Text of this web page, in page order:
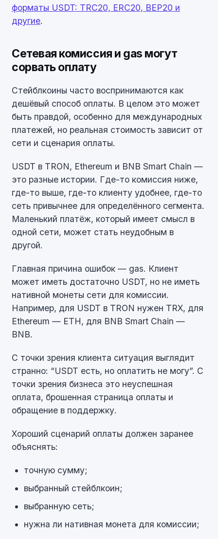
форматы USDT: TRC20, ERC20, BEP20 и
другие.
Сетевая комиссия и gas могут
сорвать оплату
Стейблкоины часто воспринимаются как
дешёвый способ оплаты. В целом это может
быть правдой, особенно для международных
платежей, но реальная стоимость зависит от
сети и сценария оплаты.
USDT в TRON, Ethereum и BNB Smart Chain —
это разные истории. Где-то комиссия ниже,
где-то выше, где-то клиенту удобнее, где-то
сеть привычнее для определённого сегмента.
Маленький платёж, который имеет смысл в
одной сети, может стать неудобным в
другой.
Главная причина ошибок — gas. Клиент
может иметь достаточно USDT, но не иметь
нативной монеты сети для комиссии.
Например, для USDT в TRON нужен TRX, для
Ethereum — ETH, для BNB Smart Chain —
BNB.
С точки зрения клиента ситуация выглядит
странно: “USDT есть, но оплатить не могу”. С
точки зрения бизнеса это неуспешная
оплата, брошенная страница оплаты и
обращение в поддержку.
Хороший сценарий оплаты должен заранее
объяснять:
точную сумму;
выбранный стейблкоин;
выбранную сеть;
нужна ли нативная монета для комиссии;